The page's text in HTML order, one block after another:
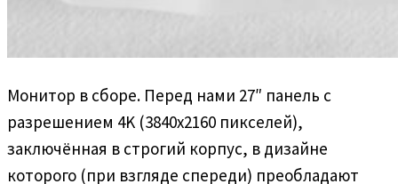
Монитор в сборе. Перед нами 27″ панель с
разрешением 4K (3840х2160 пикселей),
заключённая в строгий корпус, в дизайне
которого (при взгляде спереди) преобладают